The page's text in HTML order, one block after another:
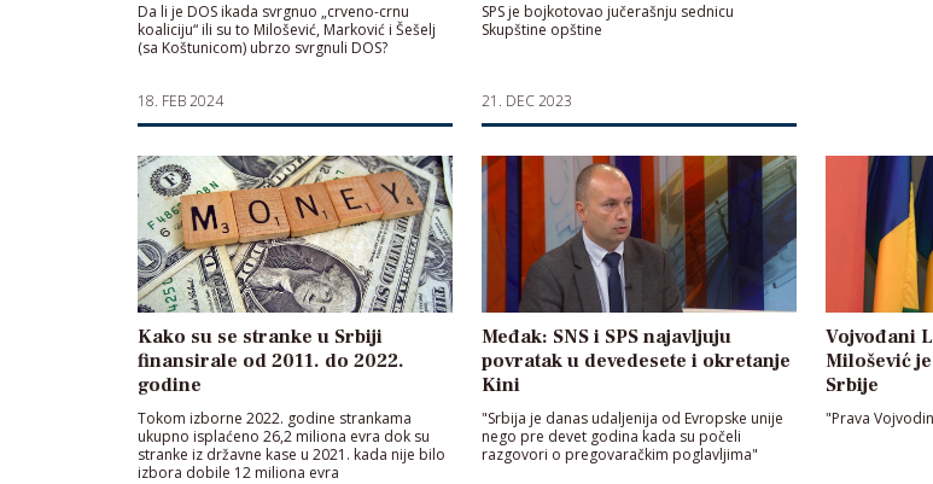
Da li je DOS ikada svrgnuo „crveno-crnu
koaliciju“ ili su to Milošević, Marković i Šešelj
(sa Koštunicom) ubrzo svrgnuli DOS?
18. FEB 2024
SPS je bojkotovao jučerašnju sednicu
Skupštine opštine
21. DEC 2023
Kako su se stranke u Srbiji
finansirale od 2011. do 2022.
godine
Tokom izborne 2022. godine strankama
ukupno isplaćeno 26,2 miliona evra dok su
stranke iz državne kase u 2021. kada nije bilo
izbora dobile 12 miliona evra
Međak: SNS i SPS najavljuju
povratak u devedesete i okretanje
Kini
"Srbija je danas udaljenija od Evropske unije
nego pre devet godina kada su počeli
razgovori o pregovaračkim poglavljima"
Vojvođani
Milošević
Srbije
"Prava